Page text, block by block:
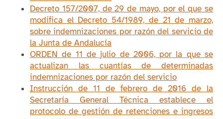
Decreto 157/2007, de 29 de mayo, por el que se
modifica el Decreto 54/1989, de 21 de marzo,
sobre indemnizaciones por razón del servicio de
la Junta de Andalucía
ORDEN de 11 de julio de 2006, por la que se
actualizan las cuantías de determinadas
indemnizaciones por razón del servicio
Instrucción de 11 de febrero de 2016 de la
Secretaría General Técnica establece el
protocolo de gestión de retenciones e ingresos